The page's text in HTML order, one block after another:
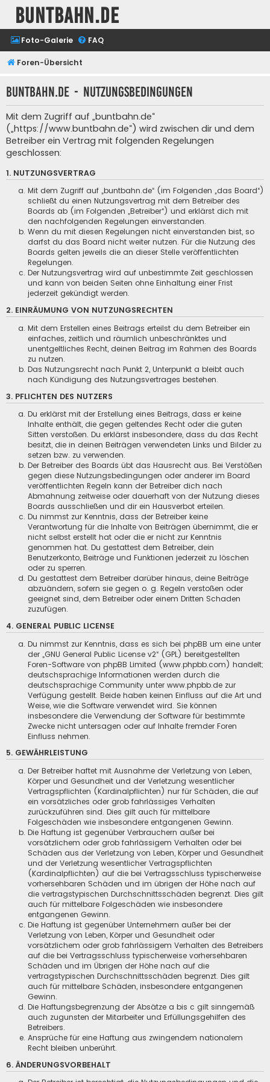
buntbahn.de
Foto-Galerie FAQ
Foren-Übersicht
buntbahn.de - Nutzungsbedingungen
Mit dem Zugriff auf „buntbahn.de“
(„https://www.buntbahn.de“) wird zwischen dir und dem
Betreiber ein Vertrag mit folgenden Regelungen
geschlossen:
1. NUTZUNGSVERTRAG
Mit dem Zugriff auf „buntbahn.de“ (im Folgenden „das Board“)
schließt du einen Nutzungsvertrag mit dem Betreiber des
Boards ab (im Folgenden „Betreiber“) und erklärst dich mit
den nachfolgenden Regelungen einverstanden.
Wenn du mit diesen Regelungen nicht einverstanden bist, so
darfst du das Board nicht weiter nutzen. Für die Nutzung des
Boards gelten jeweils die an dieser Stelle veröffentlichten
Regelungen.
Der Nutzungsvertrag wird auf unbestimmte Zeit geschlossen
und kann von beiden Seiten ohne Einhaltung einer Frist
jederzeit gekündigt werden.
2. EINRÄUMUNG VON NUTZUNGSRECHTEN
Mit dem Erstellen eines Beitrags erteilst du dem Betreiber ein
einfaches, zeitlich und räumlich unbeschränktes und
unentgeltliches Recht, deinen Beitrag im Rahmen des Boards
zu nutzen.
Das Nutzungsrecht nach Punkt 2, Unterpunkt a bleibt auch
nach Kündigung des Nutzungsvertrages bestehen.
3. PFLICHTEN DES NUTZERS
Du erklärst mit der Erstellung eines Beitrags, dass er keine
Inhalte enthält, die gegen geltendes Recht oder die guten
Sitten verstoßen. Du erklärst insbesondere, dass du das Recht
besitzt, die in deinen Beiträgen verwendeten Links und Bilder zu
setzen bzw. zu verwenden.
Der Betreiber des Boards übt das Hausrecht aus. Bei Verstößen
gegen diese Nutzungsbedingungen oder anderer im Board
veröffentlichten Regeln kann der Betreiber dich nach
Abmahnung zeitweise oder dauerhaft von der Nutzung dieses
Boards ausschließen und dir ein Hausverbot erteilen.
Du nimmst zur Kenntnis, dass der Betreiber keine
Verantwortung für die Inhalte von Beiträgen übernimmt, die er
nicht selbst erstellt hat oder die er nicht zur Kenntnis
genommen hat. Du gestattest dem Betreiber, dein
Benutzerkonto, Beiträge und Funktionen jederzeit zu löschen
oder zu sperren.
Du gestattest dem Betreiber darüber hinaus, deine Beiträge
abzuändern, sofern sie gegen o. g. Regeln verstoßen oder
geeignet sind, dem Betreiber oder einem Dritten Schaden
zuzufügen.
4. GENERAL PUBLIC LICENSE
Du nimmst zur Kenntnis, dass es sich bei phpBB um eine unter
der „GNU General Public License v2“ (GPL) bereitgestellten
Foren-Software von phpBB Limited (www.phpbb.com) handelt;
deutschsprachige Informationen werden durch die
deutschsprachige Community unter www.phpbb.de zur
Verfügung gestellt. Beide haben keinen Einfluss auf die Art und
Weise, wie die Software verwendet wird. Sie können
insbesondere die Verwendung der Software für bestimmte
Zwecke nicht untersagen oder auf Inhalte fremder Foren
Einfluss nehmen.
5. GEWÄHRLEISTUNG
Der Betreiber haftet mit Ausnahme der Verletzung von Leben,
Körper und Gesundheit und der Verletzung wesentlicher
Vertragspflichten (Kardinalpflichten) nur für Schäden, die auf
ein vorsätzliches oder grob fahrlässiges Verhalten
zurückzuführen sind. Dies gilt auch für mittelbare
Folgeschäden wie insbesondere entgangenen Gewinn.
Die Haftung ist gegenüber Verbrauchern außer bei
vorsätzlichem oder grob fahrlässigem Verhalten oder bei
Schäden aus der Verletzung von Leben, Körper und Gesundheit
und der Verletzung wesentlicher Vertragspflichten
(Kardinalpflichten) auf die bei Vertragsschluss typischerweise
vorhersehbaren Schäden und im übrigen der Höhe nach auf
die vertragstypischen Durchschnittsschäden begrenzt. Dies gilt
auch für mittelbare Folgeschäden wie insbesondere
entgangenen Gewinn.
Die Haftung ist gegenüber Unternehmern außer bei der
Verletzung von Leben, Körper und Gesundheit oder
vorsätzlichem oder grob fahrlässigem Verhalten des Betreibers
auf die bei Vertragsschluss typischerweise vorhersehbaren
Schäden und im Übrigen der Höhe nach auf die
vertragstypischen Durchschnittsschäden begrenzt. Dies gilt
auch für mittelbare Schäden, insbesondere entgangenen
Gewinn.
Die Haftungsbegrenzung der Absätze a bis c gilt sinngemäß
auch zugunsten der Mitarbeiter und Erfüllungsgehilfen des
Betreibers.
Ansprüche für eine Haftung aus zwingendem nationalem
Recht bleiben unberührt.
6. ÄNDERUNGSVORBEHALT